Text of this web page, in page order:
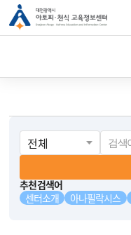
추천검색어
센터소개
아나필락시스